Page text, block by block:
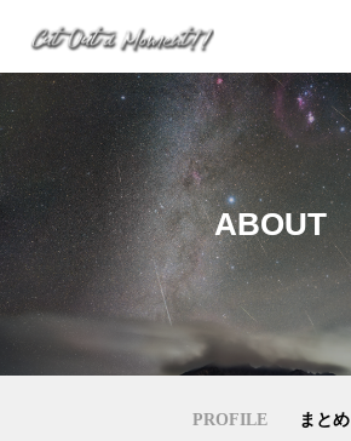
ABOUT
PROFILE まとめ